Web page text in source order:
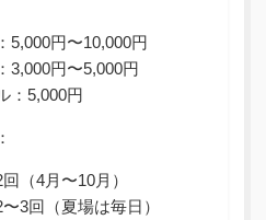
5,000円〜10,000円
3,000円〜5,000円
：5,000円
：
（4月〜10月）
3回（夏場は毎日）